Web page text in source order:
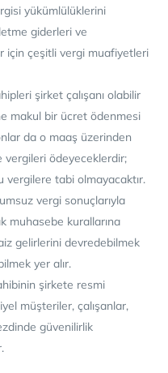
yükümlülüklerini
giderleri ve
için çeşitli vergi muafiyetleri
şirket çalışanı olabilir
makul bir ücret ödenmesi
da o maaş üzerinden
vergileri ödeyeceklerdir;
vergilere tabi olmayacaktır.
vergi sonuçlarıyla
muhasebe kurallarına
gelirlerini devredebilmek
yer alır.
şirkete resmi
müşteriler, çalışanlar,
güvenilirlik